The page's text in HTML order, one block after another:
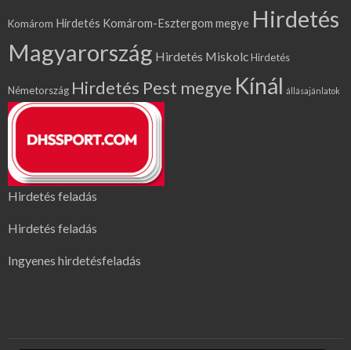
Komárom Hirdetés Komárom-Esztergom megye Hirdetés
Magyarország Hirdetés MiskolcHirdetés
Németország Hirdetés Pest megye Kínál állásajánlatok
Hirdetés feladás
Hirdetés feladás
Ingyenes hirdetésfeladás